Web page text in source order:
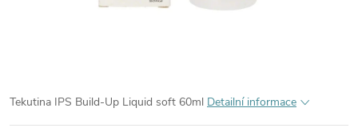
Tekutina IPS Build-Up Liquid soft 60ml Detailní informace